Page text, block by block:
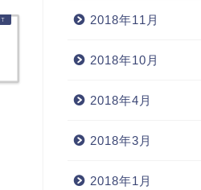
2018年11月
2018年10月
2018年4月
2018年3月
2018年1月